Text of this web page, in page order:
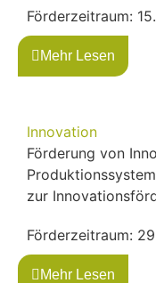
Förderzeitraum:
Mehr Lesen
Innovation
Förderung von
zur
Förderzeitraum:
Mehr Lesen